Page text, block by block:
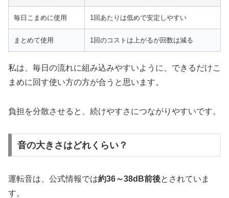
毎日こまめに使用 1回あたりは低めで安定しやすい
まとめて使用 1回のコストは上がるが回数は減る
私は、毎日の流れに組み込みやすいように、できるだけこ
まめに回す使い方の方が合うと思います。
負担を分散させると、続けやすさにつながりやすいです。
音の大きさはどれくらい？
運転音は、公式情報では約36～38dB前後とされていま
す。